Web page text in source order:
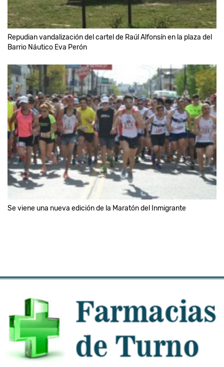
Repudian vandalización del cartel de Raúl Alfonsín en la plaza del
Barrio Náutico Eva Perón
Se viene una nueva edición de la Maratón del Inmigrante